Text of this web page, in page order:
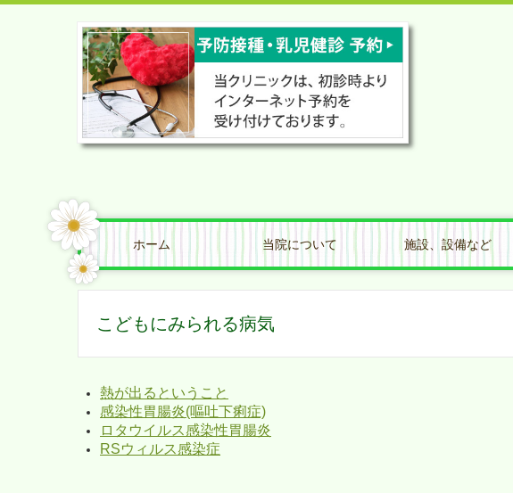
ホーム 当院について 施設、設備など
こどもにみられる病気
熱が出るということ
感染性胃腸炎(嘔吐下痢症)
ロタウイルス感染性胃腸炎
RSウィルス感染症